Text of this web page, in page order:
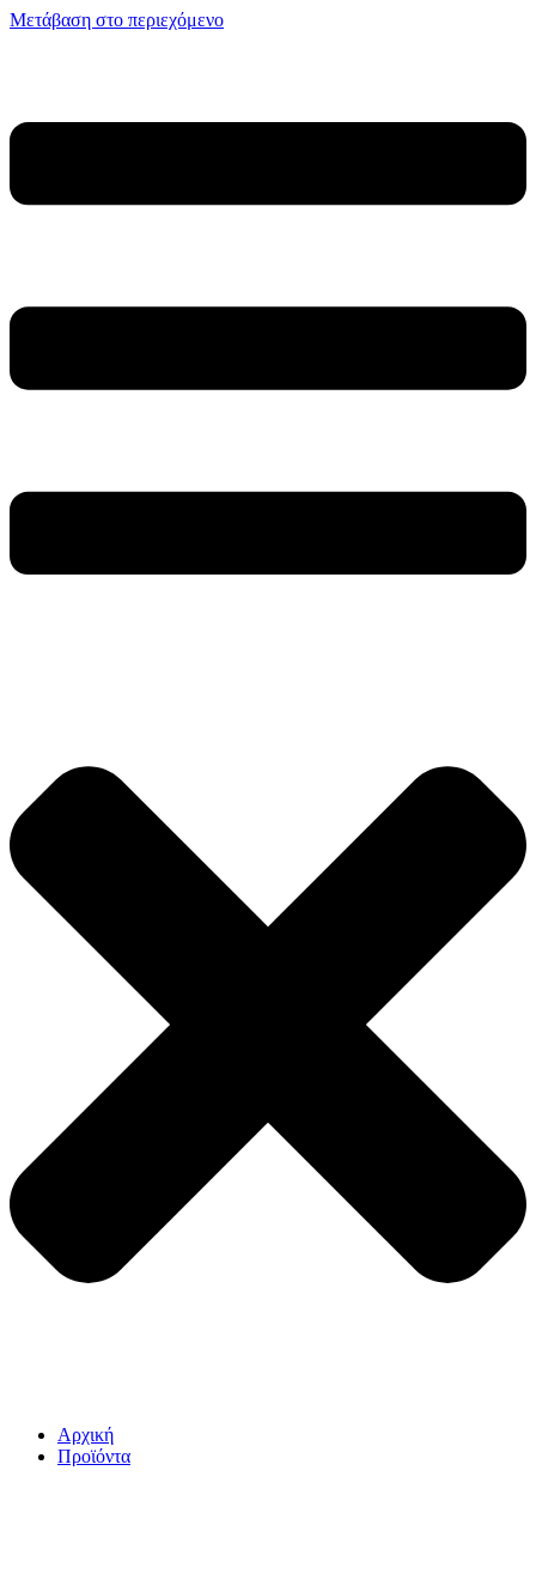
Μετάβαση στο περιεχόμενο
Αρχική
Προϊόντα